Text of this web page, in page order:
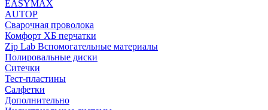
EASYMAX
AUTOP
Сварочная проволока
Комфорт ХБ перчатки
Zip Lab Вспомогательные материалы
Полировальные диски
Ситечки
Тест-пластины
Салфетки
Дополнительно